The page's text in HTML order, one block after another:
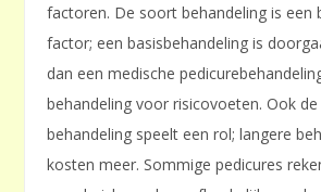
factoren. De soort behandeling is een
factor; een basisbehandeling is
dan een medische
behandeling voor risicovoeten. Ook
behandeling speelt een rol; langere
kosten meer. Sommige pedicures